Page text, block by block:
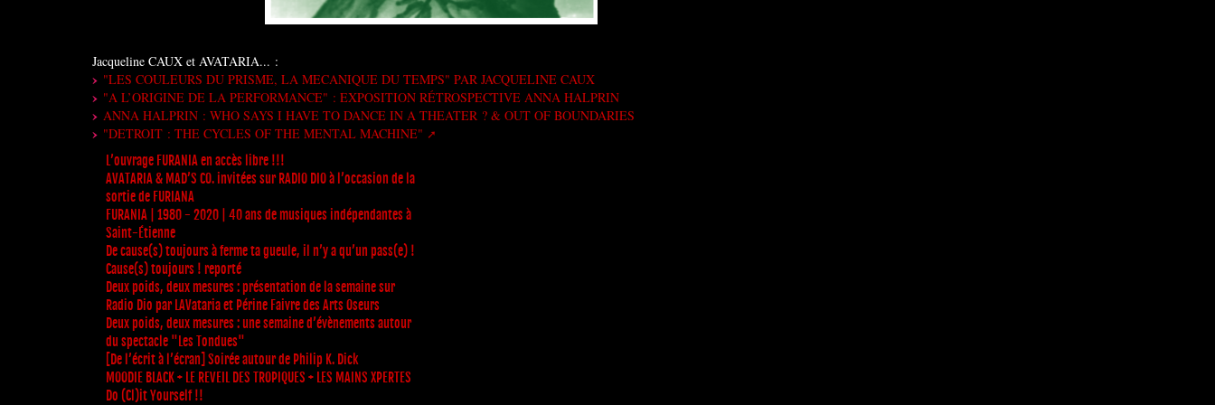
Jacqueline CAUX et AVATARIA... :
"LES COULEURS DU PRISME, LA MECANIQUE DU TEMPS" PAR JACQUELINE CAUX
"A L’ORIGINE DE LA PERFORMANCE" : EXPOSITION RÉTROSPECTIVE ANNA HALPRIN
ANNA HALPRIN : WHO SAYS I HAVE TO DANCE IN A THEATER ? & OUT OF BOUNDARIES
"DETROIT : THE CYCLES OF THE MENTAL MACHINE"
L’ouvrage FURANIA en accès libre !!!
AVATARIA & MAD’S CO. invitées sur RADIO DIO à l’occasion de la
sortie de FURIANA
FURANIA | 1980 - 2020 | 40 ans de musiques indépendantes à
Saint-Étienne
De cause(s) toujours à ferme ta gueule, il n’y a qu’un pass(e) !
Cause(s) toujours ! reporté
Deux poids, deux mesures : présentation de la semaine sur
Radio Dio par LAVataria et Périne Faivre des Arts Oseurs
Deux poids, deux mesures : une semaine d’évènements autour
du spectacle "Les Tondues"
[De l’écrit à l’écran] Soirée autour de Philip K. Dick
MOODIE BLACK + LE REVEIL DES TROPIQUES + LES MAINS XPERTES
Do (Cl)it Yourself !!